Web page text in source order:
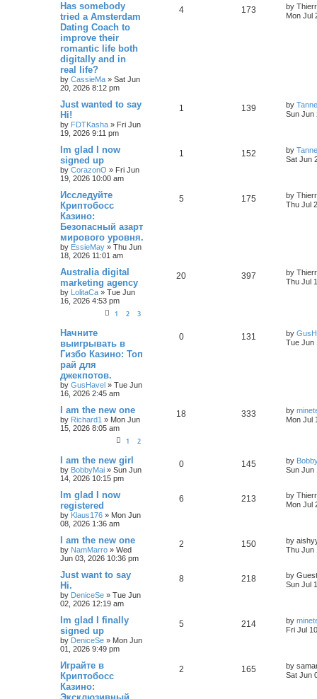
Has somebody
tried a Amsterdam
Dating Coach to
improve their
romantic life both
digitally and in
real life?
by CassieMa » Sat Jun
20, 2026 8:12 pm
4 173 by
Mon Jul
Just wanted to say
Hi!
by FDTKasha » Fri Jun
19, 2026 9:11 pm
1 139 by
Sun Jun
Im glad I now
signed up
by CorazonO » Fri Jun
19, 2026 10:00 am
1 152 by
Sat Jun
Исследуйте
Криптобосс
Казино:
Безопасный азарт
мирового уровня.
by EssieMay » Thu Jun
18, 2026 11:01 am
5 175 by
Thu Jul
Australia digital
marketing agency
by LolitaCa » Tue Jun
16, 2026 4:53 pm
1 2 3
20 397 by
Thu Jul
Начните
выигрывать в
Гизбо Казино: Топ
рай для
джекпотов.
by GusHavel » Tue Jun
16, 2026 2:45 am
0 131 by
Tue Jun
I am the new one
by Richard1 » Mon Jun
15, 2026 8:05 am
1 2
18 333 by
Mon Jul
I am the new girl
by BobbyMai » Sun Jun
14, 2026 10:15 pm
0 145 by
Sun Jun
Im glad I now
registered
by Klaus176 » Mon Jun
08, 2026 1:36 am
6 213 by
Mon Jul
I am the new one
by NamMarro » Wed
Jun 03, 2026 10:36 pm
2 150 by
Thu Jun
Just want to say
Hi.
by DeniceSe » Tue Jun
02, 2026 12:19 am
8 218 by Guest
Sun Jul
Im glad I finally
signed up
by DeniceSe » Mon Jun
01, 2026 9:49 pm
5 214 by
Fri Jul
Играйте в
Криптобосс
Казино:
2 165 by
Sat Jun